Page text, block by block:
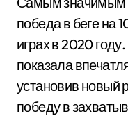
победа в беге на
играх в2020
показала
установив новый
победу в